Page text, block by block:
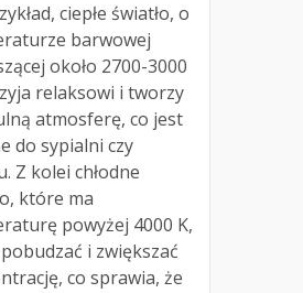
ciepłe światło, o
barwowej
około 2700-3000
relaksowi i tworzy
atmosferę, co jest
do sypialni czy
Z kolei chłodne
które ma
powyżej 4000 K,
i zwiększać
co sprawia, że